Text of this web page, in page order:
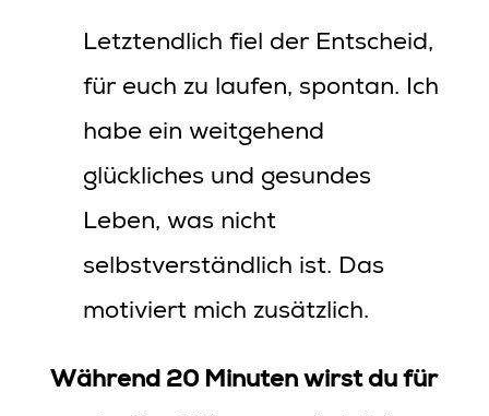
Letztendlich fiel der Entscheid,
für euch zu laufen, spontan. Ich
habe ein weitgehend
glückliches und gesundes
Leben, was nicht
selbstverständlich ist. Das
motiviert mich zusätzlich.
Während 20 Minuten wirst du für